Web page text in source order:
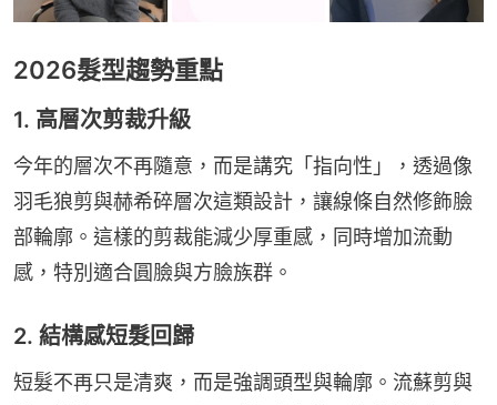
2026髮型趨勢重點
1. 高層次剪裁升級
今年的層次不再隨意，而是講究「指向性」，透過像
羽毛狼剪與赫希碎層次這類設計，讓線條自然修飾臉
部輪廓。這樣的剪裁能減少厚重感，同時增加流動
感，特別適合圓臉與方臉族群。
2. 結構感短髮回歸
短髮不再只是清爽，而是強調頭型與輪廓。流蘇剪與